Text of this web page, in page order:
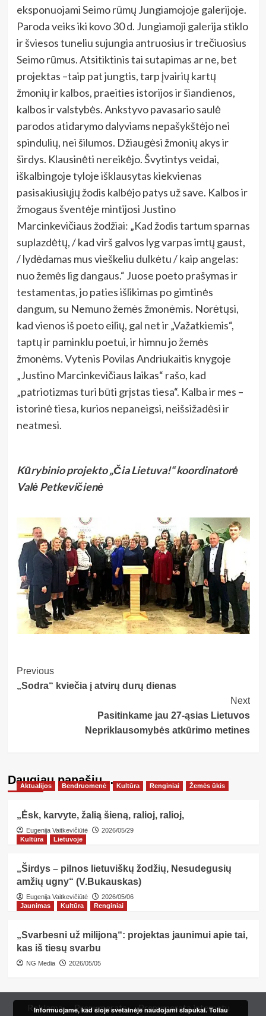
eksponuojami Seimo rūmų Jungiamojoje galerijoje.
Paroda veiks iki kovo 30 d. Jungiamoji galerija stiklo
ir šviesos tuneliu sujungia antruosius ir trečiuosius
Seimo rūmus. Atsitiktinis tai sutapimas ar ne, bet
projektas –taip pat jungtis, tarp įvairių kartų
žmonių ir kalbos, praeities istorijos ir šiandienos,
kalbos ir valstybės. Ankstyvo pavasario saulė
parodos atidarymo dalyviams nepašykštėjo nei
spindulių, nei šilumos. Džiaugėsi žmonių akys ir
širdys. Klausinėti nereikėjo. Švytintys veidai,
iškalbingoje tyloje išklausytas kiekvienas
pasisakiusiųjų žodis kalbėjo patys už save. Kalbos ir
žmogaus šventėje mintijosi Justino
Marcinkevičiaus žodžiai: „Kad žodis tartum sparnas
suplazdėtų, / kad virš galvos lyg varpas imtų gaust,
/ lydėdamas mus vieškeliu dulkėtu / kaip angelas:
nuo žemės lig dangaus.“ Juose poeto prašymas ir
testamentas, jo paties išlikimas po gimtinės
dangum, su Nemuno žemės žmonėmis. Norėtųsi,
kad vienos iš poeto eilių, gal net ir „Važatkiemis“,
taptų ir paminklu poetui, ir himnu jo žemės
žmonėms. Vytenis Povilas Andriukaitis knygoje
„Justino Marcinkevičiaus laikas“ rašo, kad
„patriotizmas turi būti grįstas tiesa“. Kalba ir mes –
istorinė tiesa, kurios nepaneigsi, neišsižadėsi ir
neatmesi.
Kūrybinio projekto „Čia Lietuva!“koordinatorė
Valė Petkevičienė
Post
Navigation
Previous
„Sodra“ kviečia į atvirų durų dienas
Next
Pasitinkame jau 27-ąsias Lietuvos
Nepriklausomybės atkūrimo metines
Daugiau panašių…
Aktualijos Bendruomenė Kultūra Renginiai Žemės ūkis
„Ėsk, karvyte, žalią šieną, ralioj, ralioj,
Eugenija Vaitkevičiūtė
2026/05/29
Kultūra
Lietuvoje
„Širdys – pilnos lietuviškų žodžių, Nesudegusių
amžių ugny“ (V.Bukauskas)
Eugenija Vaitkevičiūtė
2026/05/06
Jaunimas
Kultūra Renginiai
„Svarbesni už milijoną“: projektas jaunimui apie tai,
kas iš tiesų svarbu
NG Media 2026/05/05
Reklama Prenumerata Prenumerata internetu
Informuojame, kad šioje svetainėje naudojami slapukai. Toliau